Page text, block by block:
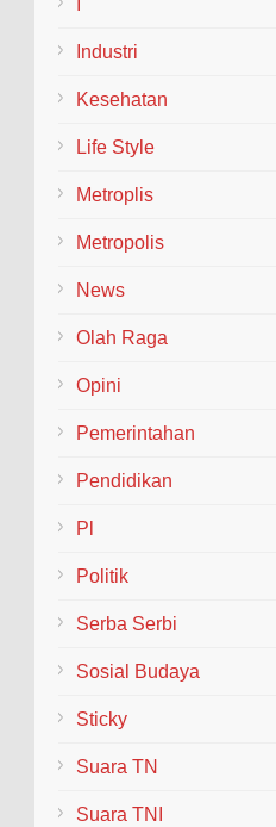
Industri
Kesehatan
Life Style
Metroplis
Metropolis
News
Olah Raga
Opini
Pemerintahan
Pendidikan
Pl
Politik
Serba Serbi
Sosial Budaya
Sticky
Suara TN
Suara TNI